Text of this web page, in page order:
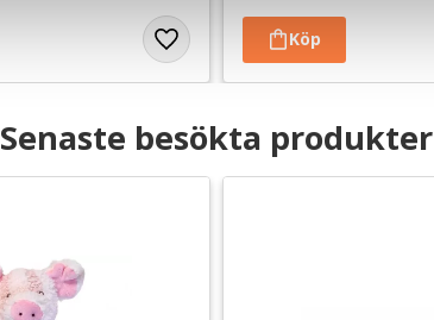
Senaste besökta produkter